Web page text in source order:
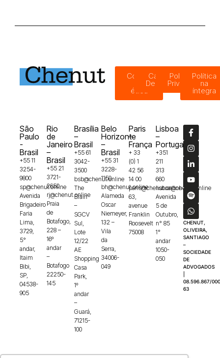
Código
ética
Canal de
Denúncias
Política de
Privacidade
Política
na
íntegra
São
Paulo
-
Brasil
+55 11
3254-
9800
sp@chenut.online
Avenida
Brigadeiro
Faria
Lima,
3729,
5°
andar,
Itaim
Bibi,
SP,
04538-
905
Rio
de
Janeiro
–
Brasil
+55 21
3721-
2650
rj@chenut.online
Praia
de
Botafogo,
228 –
16º
andar
–
Botafogo
22250-
145
Brasília
–
Brasil
+55 61
3042-
3500
bsb@chenut.online
The
Brain
–
SGCV
Sul,
Lote
12/22
AE
Shopping
Casa
Park,
1º
andar
–
Guará,
71215-
100
Belo
Horizonte
–
Brasil
+55 31
3228-
1150
bh@chenut.online
Alameda
Oscar
Niemeyer,
132 –
Vila
da
Serra,
34006-
049
Paris
–
França
+ 33
(0) 1
42 56
14 00
paris@chenut.online
63,
avenue
Franklin
Roosevelt
75008
Lisboa
–
Portugal
+351
211
313
660
lisboa@chenut.online
Avenida
5 de
Outubro,
n° 85
1°
andar
1050-
050
CHENUT,
OLIVEIRA,
SANTIAGO
–
SOCIEDADE
DE
ADVOGADOS
08.596.867/
63